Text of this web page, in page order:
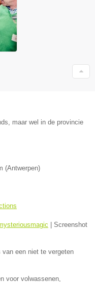
maar wel in de provincie
(Antwerpen)
Screenshot
een niet te vergeten
voor volwassenen,